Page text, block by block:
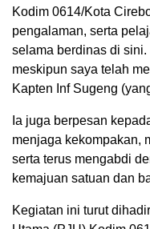
Kodim 0614/Kota
pengalaman, serta
selama berdinas di
meskipun saya telah
Kapten Inf Sugeng
Ia juga berpesan
menjaga kekompakan,
serta terus mengabdi
kemajuan satuan dan
Kegiatan ini turut